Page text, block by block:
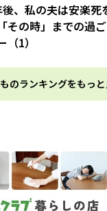
後、私の夫は安楽死
その時」までの過
（1）
のランキングをもっと